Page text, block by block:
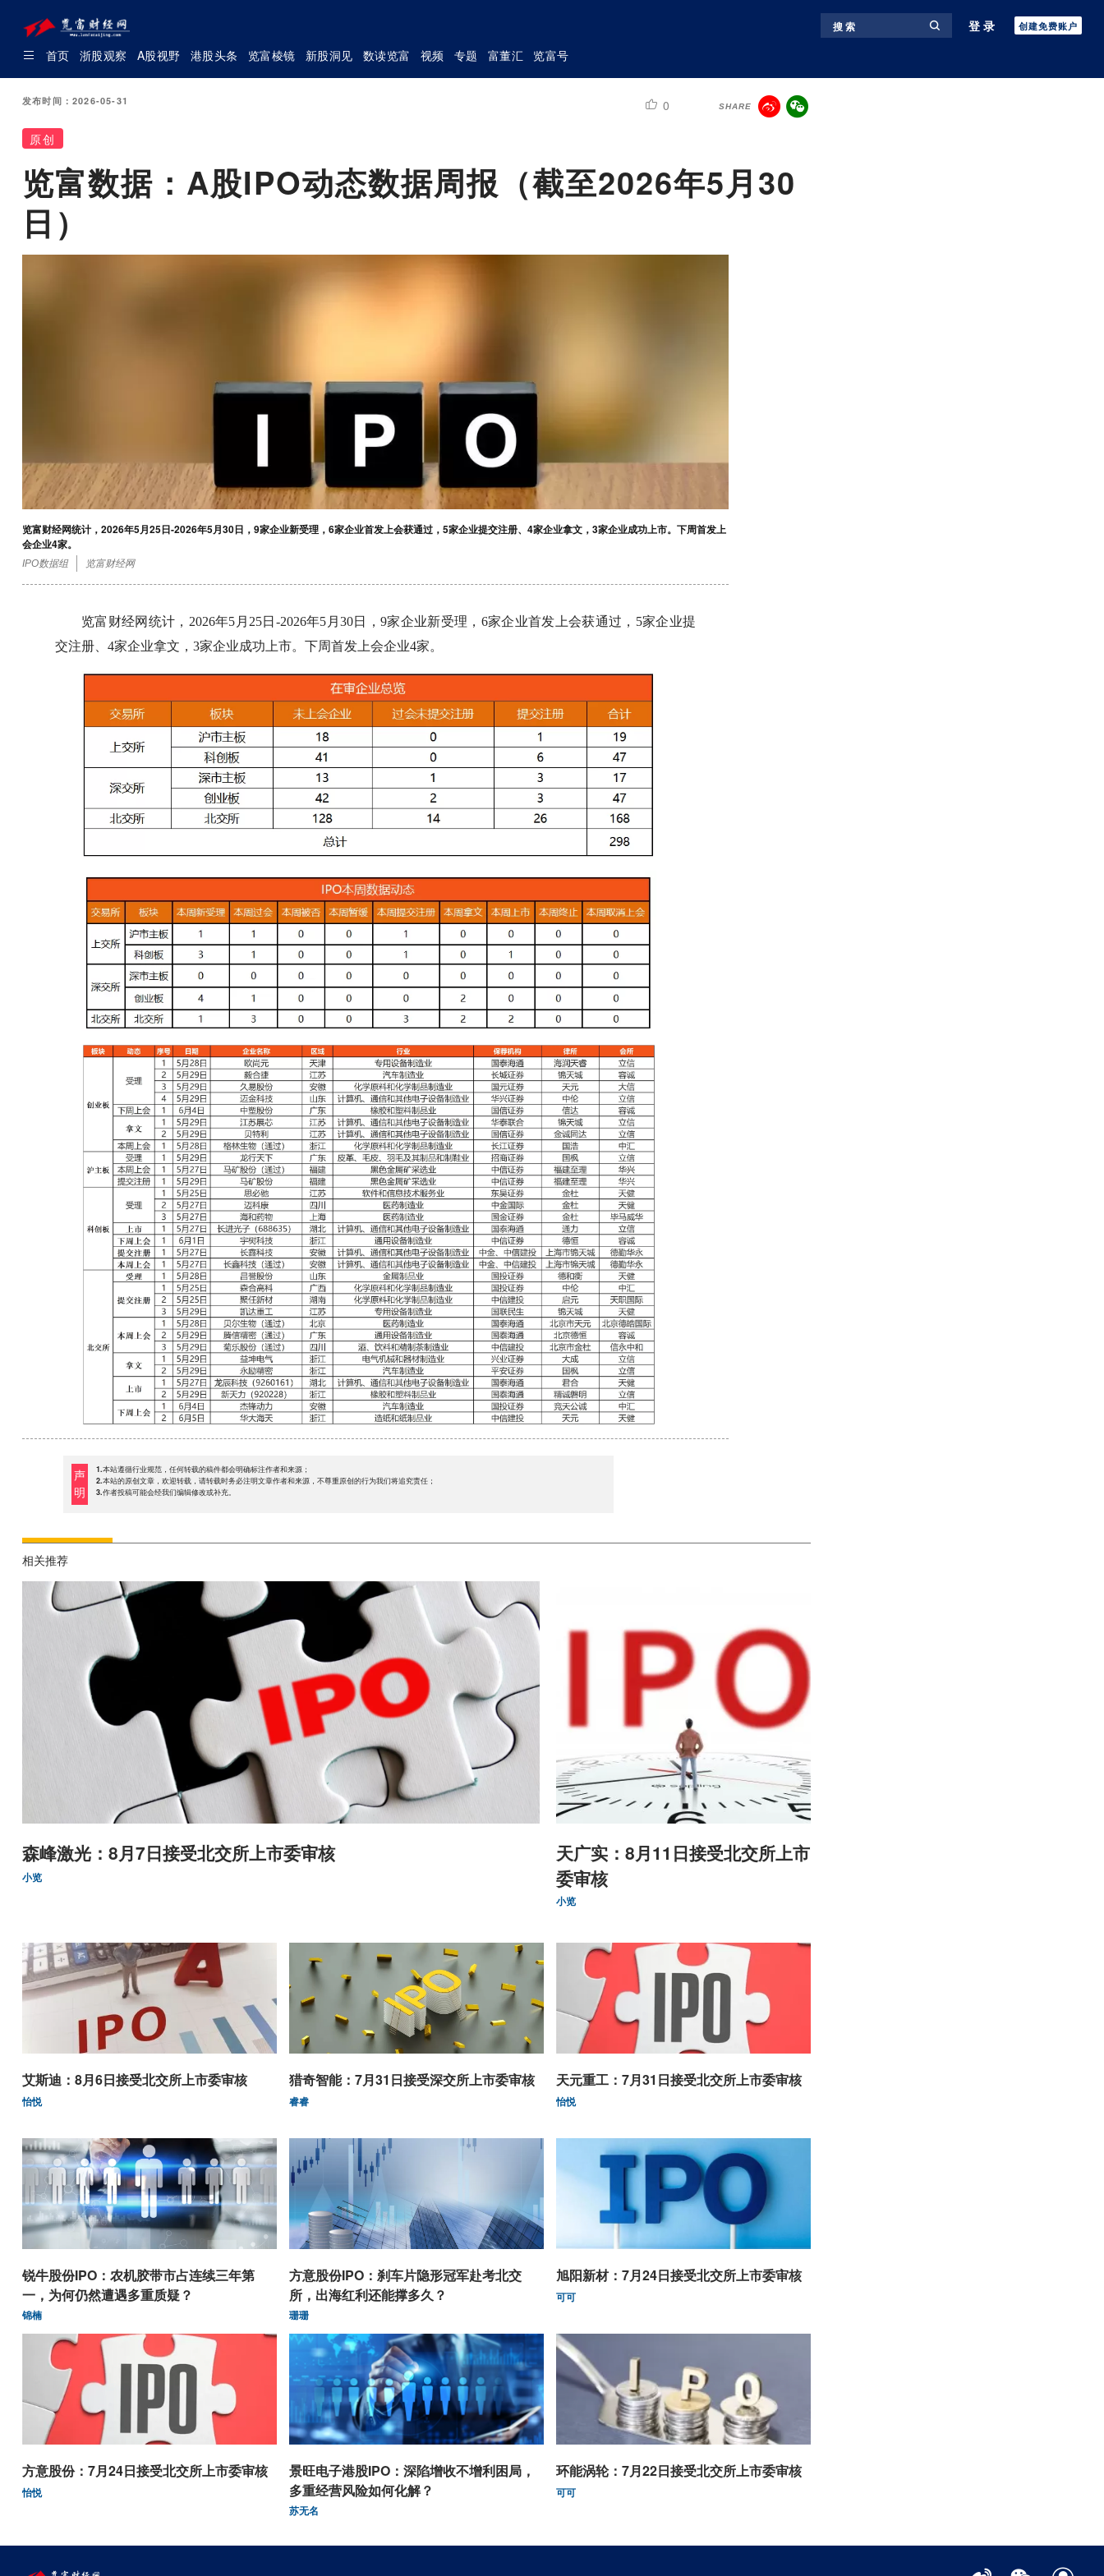
搜 索 登录 创建免费账户
首页 浙股观察 A股视野 港股头条 览富棱镜 新股洞见 数读览富 视频 专题 富董汇 览富号
发布时间：2026-05-31 0 SHARE
原创
览富数据：A股IPO动态数据周报（截至2026年5月30
日）
览富财经网统计，2026年5月25日-2026年5月30日，9家企业新受理，6家企业首发上会获通过，5家企业提交注册、4家企业拿文，3家企业成功上市。下周首发上
会企业4家。
IPO数据组 览富财经网
览富财经网统计，2026年5月25日-2026年5月30日，9家企业新受理，6家企业首发上会获通过，5家企业提
交注册、4家企业拿文，3家企业成功上市。下周首发上会企业4家。
声
明
1.本站遵循行业规范，任何转载的稿件都会明确标注作者和来源；
2.本站的原创文章，欢迎转载，请转载时务必注明文章作者和来源，不尊重原创的行为我们将追究责任；
3.作者投稿可能会经我们编辑修改或补充。
相关推荐
森峰激光：8月7日接受北交所上市委审核
小览
天广实：8月11日接受北交所上市
委审核
小览
艾斯迪：8月6日接受北交所上市委审核
怡悦
猎奇智能：7月31日接受深交所上市委审核
睿睿
天元重工：7月31日接受北交所上市委审核
怡悦
锐牛股份IPO：农机胶带市占连续三年第
一，为何仍然遭遇多重质疑？
锦楠
方意股份IPO：刹车片隐形冠军赴考北交
所，出海红利还能撑多久？
珊珊
旭阳新材：7月24日接受北交所上市委审核
可可
方意股份：7月24日接受北交所上市委审核
怡悦
景旺电子港股IPO：深陷增收不增利困局，
多重经营风险如何化解？
苏无名
环能涡轮：7月22日接受北交所上市委审核
可可